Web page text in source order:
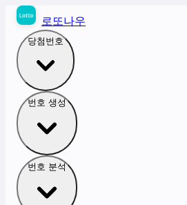
로또나우
당첨번호
번호 생성
번호 분석